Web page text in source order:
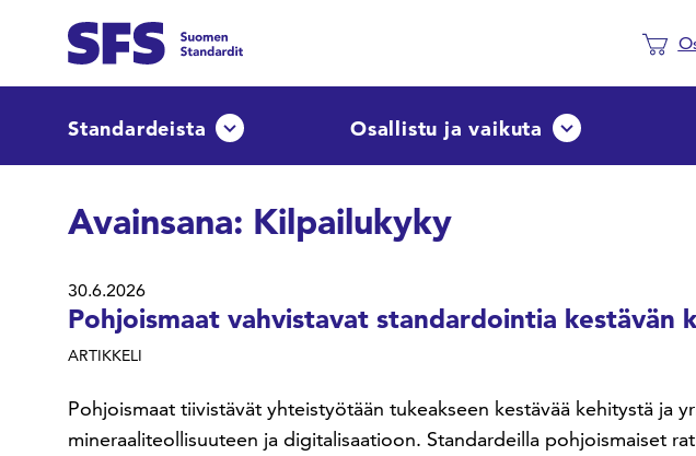
Standardeista Avaa tai sulje pudotusvalikkoOsallistu ja vaikuta Avaa tai sulje
Avainsana: Kilpailukyky
30.6.2026
Pohjoismaat vahvistavat standardointia kestävän
ARTIKKELI
Pohjoismaat tiivistävät yhteistyötään tukeakseen kestävää kehitystä ja
mineraaliteollisuuteen ja digitalisaatioon. Standardeilla pohjoismaiset